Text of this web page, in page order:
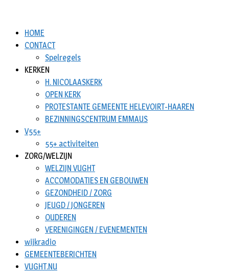
HOME
CONTACT
Spelregels
KERKEN
H. NICOLAASKERK
OPEN KERK
PROTESTANTE GEMEENTE HELEVOIRT-HAAREN
BEZINNINGSCENTRUM EMMAUS
V55+
55+ activiteiten
ZORG/WELZIJN
WELZIJN VUGHT
ACCOMODATIES EN GEBOUWEN
GEZONDHEID / ZORG
JEUGD / JONGEREN
OUDEREN
VERENIGINGEN / EVENEMENTEN
wijkradio
GEMEENTEBERICHTEN
VUGHT.NU